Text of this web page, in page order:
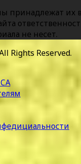
принадлежат их
не несет.
Rights Reserved.